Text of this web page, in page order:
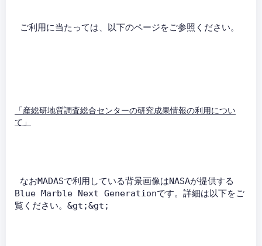
「産総研地質調査総合センターの研究成果情報の利用につい
て」
Blue Marble Next Generationです。詳細は以下をご
覧ください。&gt;&gt;